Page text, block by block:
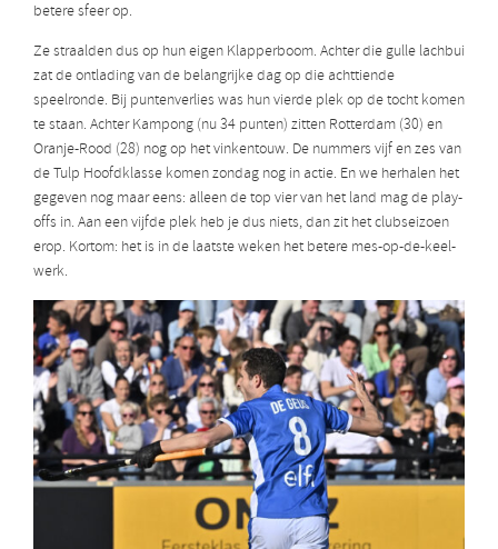
betere sfeer op.
Ze straalden dus op hun eigen Klapperboom. Achter die gulle lachbui
zat de ontlading van de belangrijke dag op die achttiende
speelronde. Bij puntenverlies was hun vierde plek op de tocht komen
te staan. Achter Kampong (nu 34 punten) zitten Rotterdam (30) en
Oranje-Rood (28) nog op het vinkentouw. De nummers vijf en zes van
de Tulp Hoofdklasse komen zondag nog in actie. En we herhalen het
gegeven nog maar eens: alleen de top vier van het land mag de play-
offs in. Aan een vijfde plek heb je dus niets, dan zit het clubseizoen
erop. Kortom: het is in de laatste weken het betere mes-op-de-keel-
werk.